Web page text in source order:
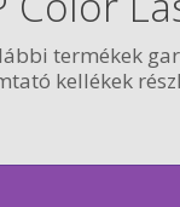
termékek
kellékek